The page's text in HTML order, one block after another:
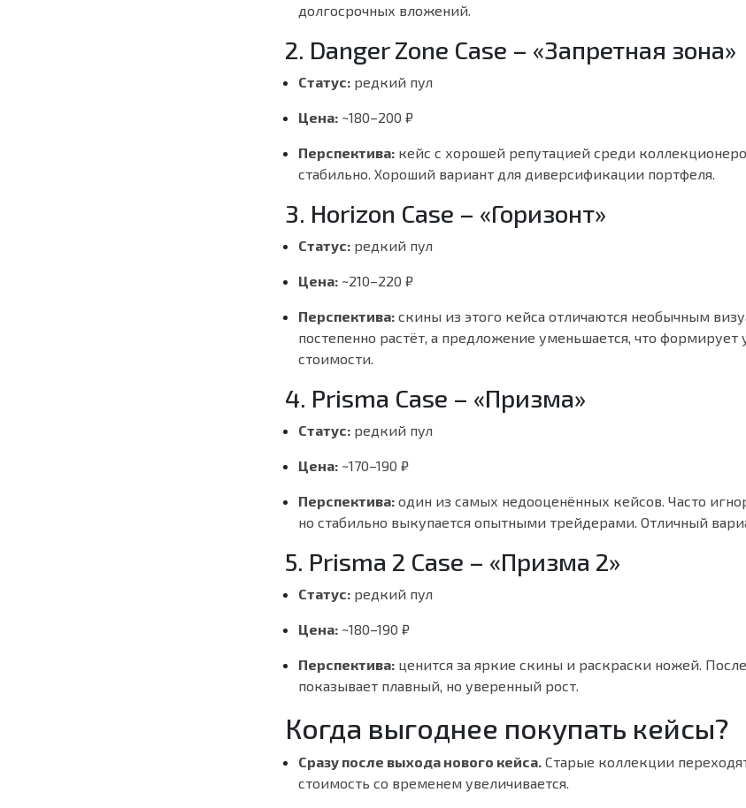
долгосрочных вложений.
2. Danger Zone Case – «Запретная зона»
Статус: редкий пул
Цена: ~180–200 ₽
Перспектива: кейс с хорошей репутацией среди
стабильно. Хороший вариант для диверсификации портфеля.
3. Horizon Case – «Горизонт»
Статус: редкий пул
Цена: ~210–220 ₽
Перспектива: скины из этого кейса отличаются необычным
постепенно растёт, а предложение уменьшается, что формирует
стоимости.
4. Prisma Case – «Призма»
Статус: редкий пул
Цена: ~170–190 ₽
Перспектива: один из самых недооценённых кейсов. Часто
но стабильно выкупается опытными трейдерами. Отличный
5. Prisma 2 Case – «Призма 2»
Статус: редкий пул
Цена: ~180–190 ₽
Перспектива: ценится за яркие скины и раскраски ножей.
показывает плавный, но уверенный рост.
Когда выгоднее покупать кейсы?
Сразу после выхода нового кейса. Старые коллекции
стоимость со временем увеличивается.